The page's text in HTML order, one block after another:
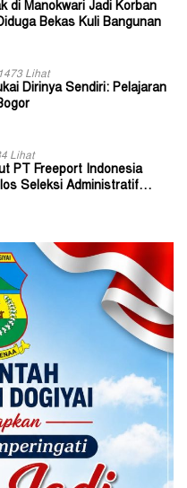
di Manokwari Jadi Korban
Bekas Kuli Bangunan
Lihat
Dirinya Sendiri: Pelajaran
Lihat
PT Freeport Indonesia
Seleksi Administratif